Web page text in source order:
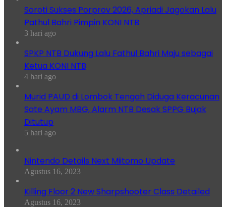
Soroti Sukses Porprov 2026, Apriadi Jagokan Lalu
Pathul Bahri Pimpin KONI NTB
3 hari ago
SPKP NTB Dukung Lalu Fathul Bahri Maju sebagai
Ketua KONI NTB
4 hari ago
Murid PAUD di Lombok Tengah Diduga Keracunan
Sate Ayam MBG, Alarm NTB Desak SPPG Bujak
Ditutup
5 hari ago
Nintendo Details Next Miitomo Update
Agustus 16, 2023
Killing Floor 2 New Sharpshooter Class Detailed
Agustus 16, 2023